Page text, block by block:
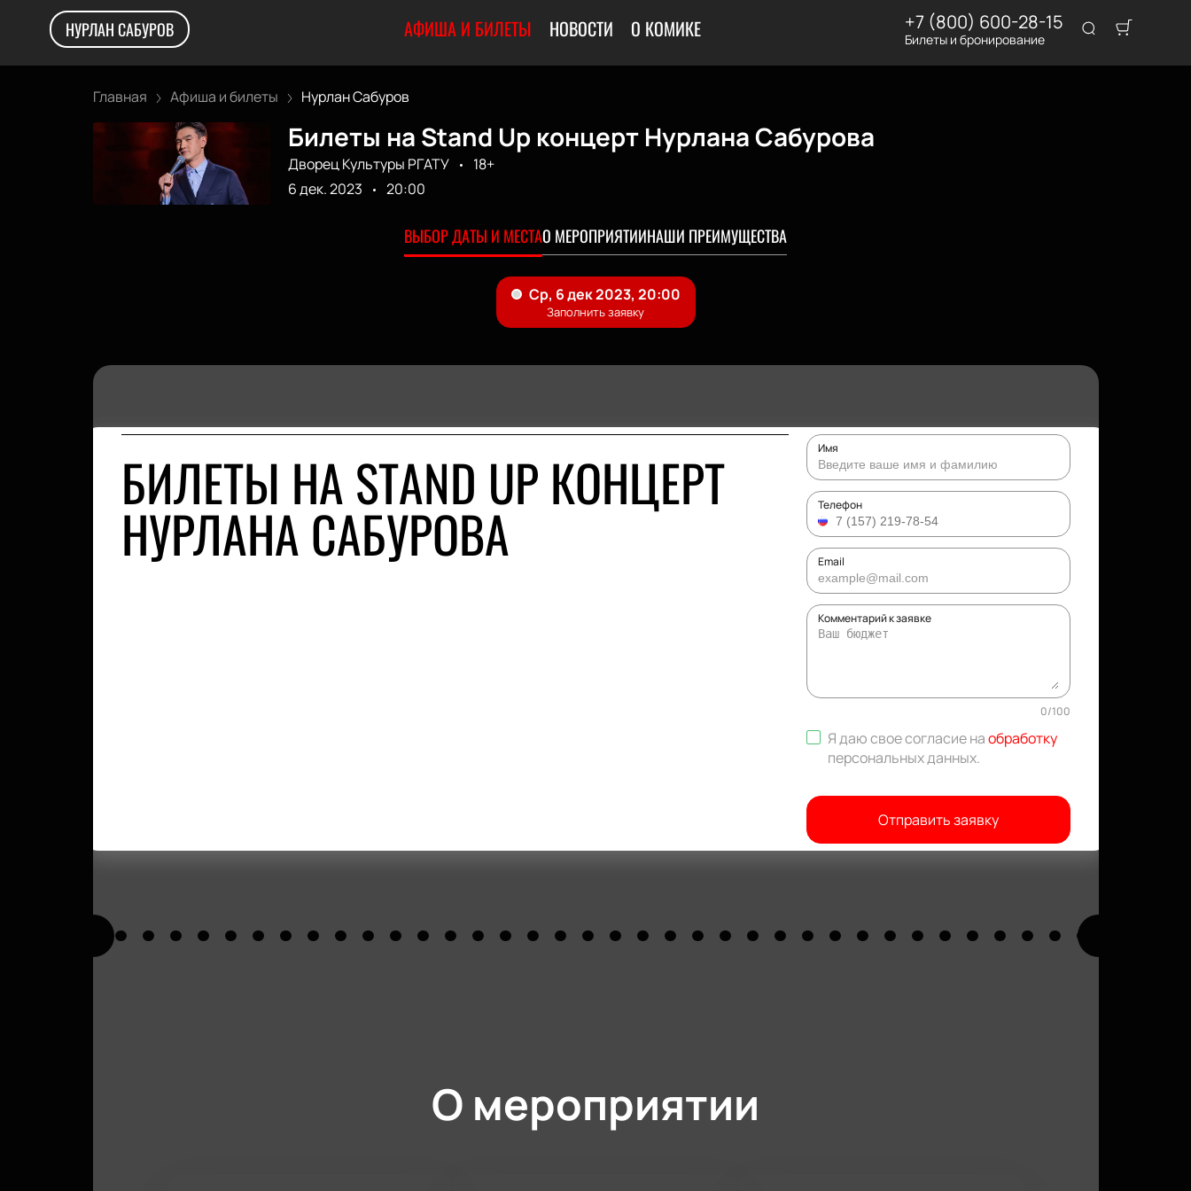
НУРЛАН САБУРОВ АФИША И БИЛЕТЫ НОВОСТИ О КОМИКЕ +7 (800) 600-28-15
Билеты и бронирование
Главная Афиша и билеты Нурлан Сабуров
Билеты на Stand Up концерт Нурлана Сабурова
Дворец Культуры РГАТУ
18+
6 дек. 2023
20:00
ВЫБОР ДАТЫ И МЕСТАО МЕРОПРИЯТИИНАШИ ПРЕИМУЩЕСТВА
БИЛЕТЫ НА STAND UP КОНЦЕРТ
НУРЛАНА САБУРОВА
Имя
Телефон
Email
Комментарий к заявке
0/100
Я даю свое согласие наобработку
персональных данных.
Отправить заявку
О мероприятии